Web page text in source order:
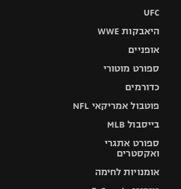
UFC
היאבקות WWE
אופניים
ספורט מוטורי
כדורמים
פוטבול אמריקאי NFL
בייסבול MLB
ספורט אתגרי
ואקסטרים
אומנויות לחימה